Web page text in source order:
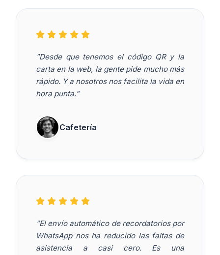
"Desde que tenemos el código QR y la
carta en la web, la gente pide mucho más
rápido. Y a nosotros nos facilita la vida en
hora punta."
Cafetería
"El envío automático de recordatorios por
WhatsApp nos ha reducido las faltas de
asistencia a casi cero. Es una